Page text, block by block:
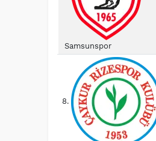
Samsunspor
8.